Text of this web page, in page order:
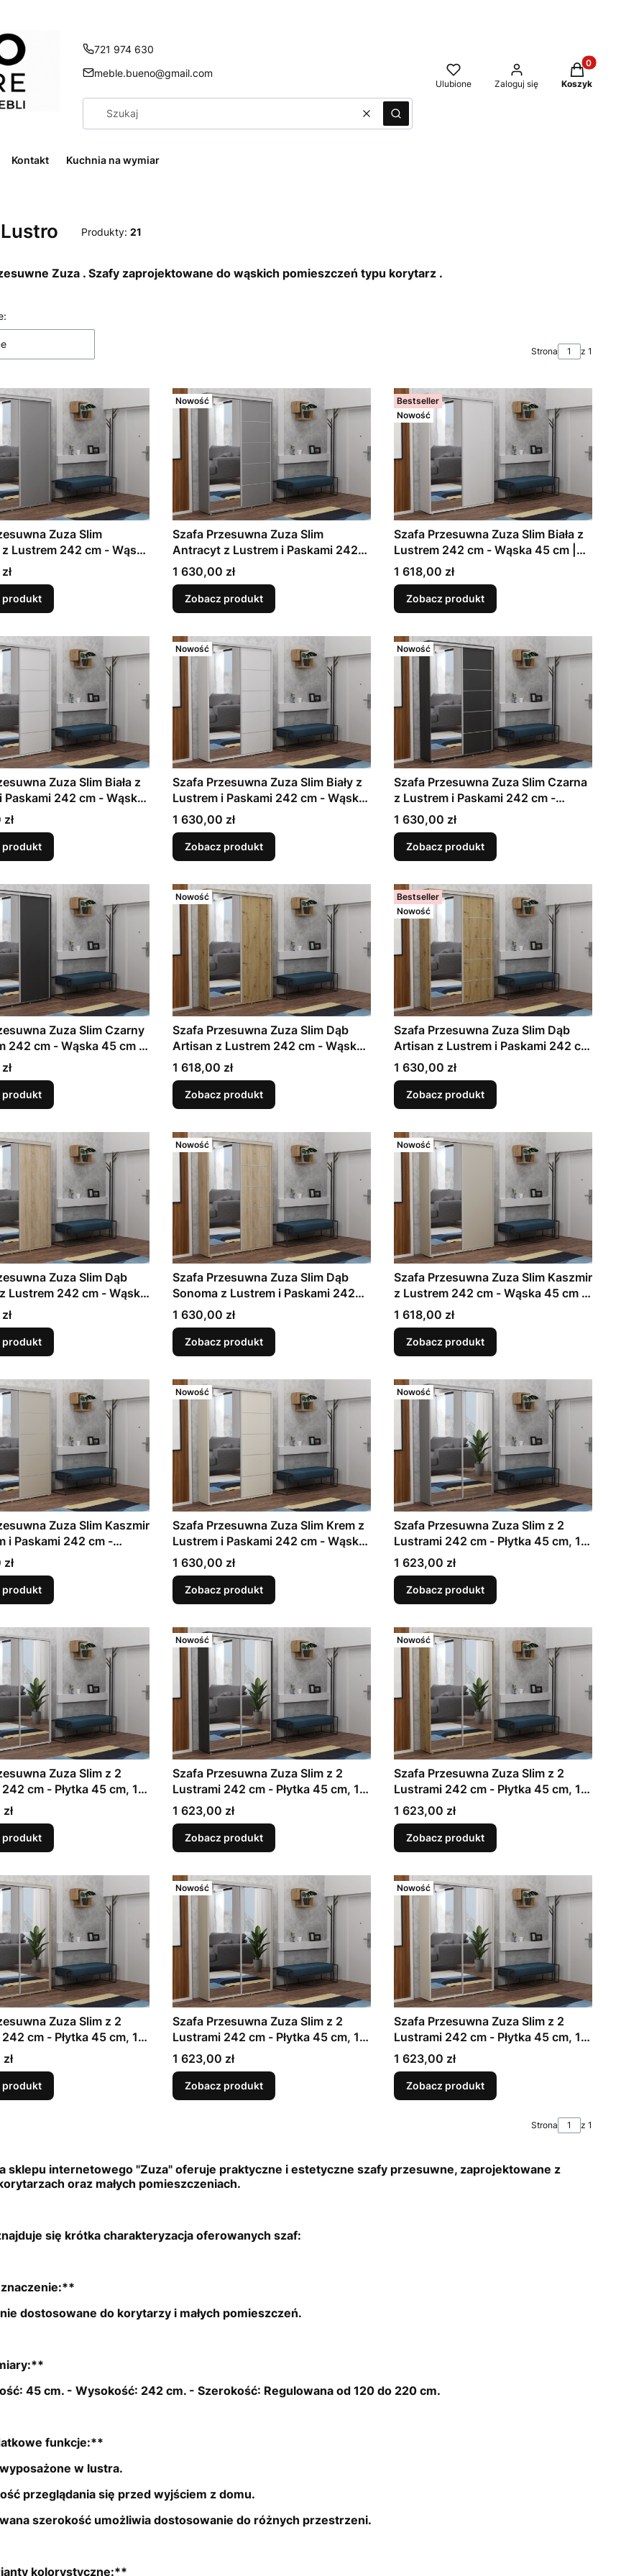
721 974 630
meble.bueno@gmail.com
WyczyśćSzukaj
Ulubione Zaloguj się
Produkty w
Koszyk
Kontakt Kuchnia na wymiar
Produkty: 21
Zuza . Szafy zaprojektowane do wąskich pomieszczeń typu korytarz .
Strona z 1
Zuza Slim
Lustrem 242 cm - Wąska
do Przedpokoju
7 Kolorów do
produkt
Nowość
Szafa Przesuwna Zuza Slim
Antracyt z Lustrem i Paskami 242
cm - Wąska 45 cm | Garderoba do
Przedpokoju | 11 Rozmiarów, 7
Kolorów do Wyboru
Cena
1 630,00 zł
Zobacz produkt
Bestseller
Nowość
Szafa Przesuwna Zuza Slim Biała z
Lustrem 242 cm - Wąska 45 cm |
Garderoba do Przedpokoju | 11
Rozmiarów, 7 Kolorów do Wyboru
Cena
1 618,00 zł
Zobacz produkt
Zuza Slim Biała z
Paskami 242 cm - Wąska
do Przedpokoju
7 Kolorów do
produkt
Nowość
Szafa Przesuwna Zuza Slim Biały z
Lustrem i Paskami 242 cm - Wąska
45 cm | Garderoba do Przedpokoju
| 11 Rozmiarów, 7 Kolorów do
Wyboru
Cena
1 630,00 zł
Zobacz produkt
Nowość
Szafa Przesuwna Zuza Slim Czarna
z Lustrem i Paskami 242 cm -
Wąska 45 cm | Garderoba do
Przedpokoju | 11 Rozmiarów, 7
Kolorów do Wyboru
Cena
1 630,00 zł
Zobacz produkt
Zuza Slim Czarny
242 cm - Wąska 45 cm |
do Przedpokoju | 11
7 Kolorów do Wyboru
produkt
Nowość
Szafa Przesuwna Zuza Slim Dąb
Artisan z Lustrem 242 cm - Wąska
45 cm | Garderoba do Przedpokoju
| 11 Rozmiarów, 7 Kolorów do
Wyboru
Cena
1 618,00 zł
Zobacz produkt
Bestseller
Nowość
Szafa Przesuwna Zuza Slim Dąb
Artisan z Lustrem i Paskami 242 cm
- Wąska 45 cm | Garderoba do
Przedpokoju | 11 Rozmiarów, 7
Kolorów do Wyboru
Cena
1 630,00 zł
Zobacz produkt
Zuza Slim Dąb
Lustrem 242 cm - Wąska
do Przedpokoju
7 Kolorów do
produkt
Nowość
Szafa Przesuwna Zuza Slim Dąb
Sonoma z Lustrem i Paskami 242
cm - Wąska 45 cm | Garderoba do
Przedpokoju | 11 Rozmiarów, 7
Kolorów do Wyboru
Cena
1 630,00 zł
Zobacz produkt
Nowość
Szafa Przesuwna Zuza Slim Kaszmir
z Lustrem 242 cm - Wąska 45 cm |
Garderoba do Przedpokoju | 11
Rozmiarów, 7 Kolorów do Wyboru
Cena
1 618,00 zł
Zobacz produkt
Zuza Slim Kaszmir
i Paskami 242 cm -
cm | Garderoba do
| 11 Rozmiarów, 7
Wyboru
produkt
Nowość
Szafa Przesuwna Zuza Slim Krem z
Lustrem i Paskami 242 cm - Wąska
45 cm | Garderoba do Przedpokoju
| 11 Rozmiarów, 7 Kolorów do
Wyboru
Cena
1 630,00 zł
Zobacz produkt
Nowość
Szafa Przesuwna Zuza Slim z 2
Lustrami 242 cm - Płytka 45 cm, 11
Szerokości | Antracyt | Garderoba
Korytarzowa
Cena
1 623,00 zł
Zobacz produkt
Zuza Slim z 2
cm - Płytka 45 cm, 11
| Biały | Garderoba
produkt
Nowość
Szafa Przesuwna Zuza Slim z 2
Lustrami 242 cm - Płytka 45 cm, 11
Szerokości | Czarny | Garderoba
Korytarzowa
Cena
1 623,00 zł
Zobacz produkt
Nowość
Szafa Przesuwna Zuza Slim z 2
Lustrami 242 cm - Płytka 45 cm, 11
Szerokości | Dąb Artisan |
Garderoba Korytarzowa
Cena
1 623,00 zł
Zobacz produkt
Zuza Slim z 2
cm - Płytka 45 cm, 11
| Dąb Sonoma |
Korytarzowa
produkt
Nowość
Szafa Przesuwna Zuza Slim z 2
Lustrami 242 cm - Płytka 45 cm, 11
Szerokości | Kaszmir | Garderoba
Korytarzowa
Cena
1 623,00 zł
Zobacz produkt
Nowość
Szafa Przesuwna Zuza Slim z 2
Lustrami 242 cm - Płytka 45 cm, 11
Szerokości | Krem | Garderoba
Korytarzowa
Cena
1 623,00 zł
Zobacz produkt
Strona z 1
sklepu internetowego "Zuza" oferuje praktyczne i estetyczne szafy przesuwne, zaprojektowane z
oraz małych pomieszczeniach.
się krótka charakteryzacja oferowanych szaf:
dostosowane do korytarzy i małych pomieszczeń.
45 cm. - Wysokość: 242 cm. - Szerokość: Regulowana od 120 do 220 cm.
funkcje:**
w lustra.
przeglądania się przed wyjściem z domu.
szerokość umożliwia dostosowanie do różnych przestrzeni.
kolorystyczne:**